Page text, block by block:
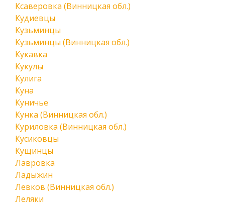
Ксаверовка (Винницкая обл.)
Кудиевцы
Кузьминцы
Кузьминцы (Винницкая обл.)
Кукавка
Кукулы
Кулига
Куна
Куничье
Кунка (Винницкая обл.)
Куриловка (Винницкая обл.)
Кусиковцы
Кущинцы
Лавровка
Ладыжин
Левков (Винницкая обл.)
Леляки